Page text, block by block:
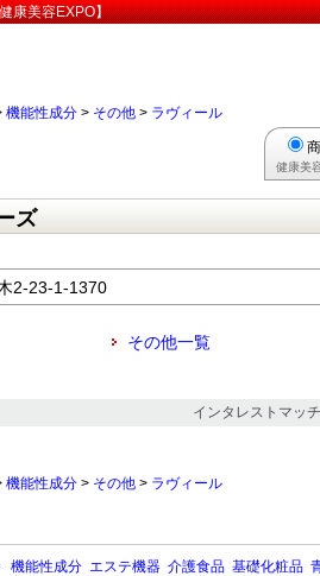
康美容EXPO】
機能性成分 > その他 > ラヴィール
健康美
ズ
2-23-1-1370
その他一覧
インタレストマッ
機能性成分 > その他 > ラヴィール
機能性成分 エステ機器 介護食品 基礎化粧品